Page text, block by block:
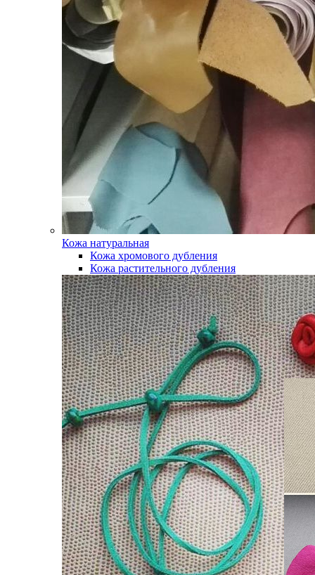
Кожа натуральная
Кожа хромового дубления
Кожа растительного дубления